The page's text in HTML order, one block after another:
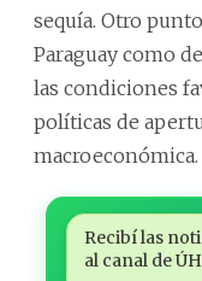
sequía. Otro
Paraguay como
las condiciones
políticas de
macroeconómica.
Recibí las
al canal de